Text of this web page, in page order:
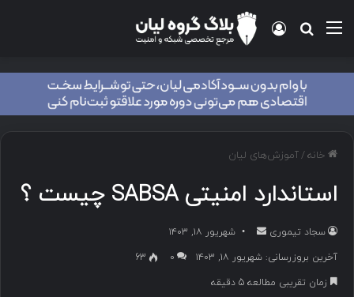
منو جستجو برای
ورود
خانه/آموزش‌های لیان
استاندارد امنیتی SABSA چیست ؟
سجاد تیموری
ا
شهریور ۱۸, ۱۴۰۳
آخرین بروزرسانی: شهریور ۱۸, ۱۴۰۳
۰
63
زمان تقریبی مطالعه 5 دقیقه